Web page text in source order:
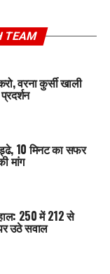
TEAM
वरना कुर्सी खाली
10 मिनट का सफर
मांग
250 में 212 से
उठे सवाल